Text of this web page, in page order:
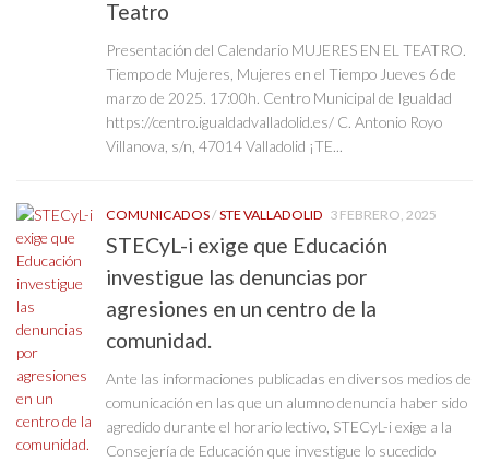
Teatro
Presentación del Calendario MUJERES EN EL TEATRO.
Tiempo de Mujeres, Mujeres en el Tiempo Jueves 6 de
marzo de 2025. 17:00h. Centro Municipal de Igualdad
https://centro.igualdadvalladolid.es/ C. Antonio Royo
Villanova, s/n, 47014 Valladolid ¡TE...
COMUNICADOS/STE VALLADOLID 3 FEBRERO, 2025
STECyL-i exige que Educación
investigue las denuncias por
agresiones en un centro de la
comunidad.
Ante las informaciones publicadas en diversos medios de
comunicación en las que un alumno denuncia haber sido
agredido durante el horario lectivo, STECyL-i exige a la
Consejería de Educación que investigue lo sucedido